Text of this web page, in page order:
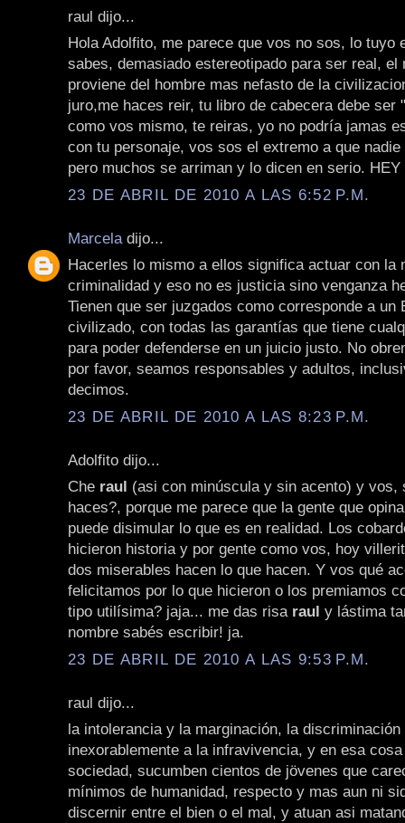
raul dijo...
Hola Adolfito, me parece que vos no sos, lo tuyo
sabes, demasiado estereotipado para ser real, el
proviene del hombre mas nefasto de la
juro,me haces reir, tu libro de cabecera debe ser
como vos mismo, te reiras, yo no podría jamas
con tu personaje, vos sos el extremo a que nadie
pero muchos se arriman y lo dicen en serio. HEY
23 DE ABRIL DE 2010 A LAS 6:52 P.M.
Marcela dijo...
Hacerles lo mismo a ellos significa actuar con la
criminalidad y eso no es justicia sino venganza
Tienen que ser juzgados como corresponde a un
civilizado, con todas las garantías que tiene
para poder defenderse en un juicio justo. No
por favor, seamos responsables y adultos,
decimos.
23 DE ABRIL DE 2010 A LAS 8:23 P.M.
Adolfito dijo...
Che raul (asi con minúscula y sin acento) y vos,
haces?, porque me parece que la gente que
puede disimular lo que es en realidad. Los
hicieron historia y por gente como vos, hoy
dos miserables hacen lo que hacen. Y vos qué
felicitamos por lo que hicieron o los premiamos
tipo utilísima? jaja... me das risa raul y lástima
nombre sabés escribir! ja.
23 DE ABRIL DE 2010 A LAS 9:53 P.M.
raul dijo...
la intolerancia y la marginación, la
inexorablemente a la infravivencia, y en esa
sociedad, sucumben cientos de jövenes que
mínimos de humanidad, respecto y mas aun ni
discernir entre el bien o el mal, y atuan asi